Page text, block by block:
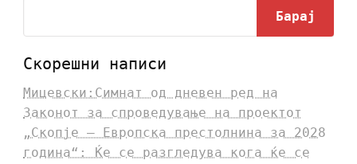
Барај
Скорешни написи
Мицевски:Симнат од дневен ред на
Законот за спроведување на проектот
„Скопје – Европска престолнина за 2028
година“: Ќе се разгледува кога ќе се